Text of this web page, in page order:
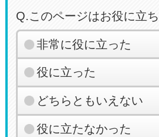
Q.このページはお役に立
非常に役に立った
役に立った
どちらともいえない
役に立たなかった